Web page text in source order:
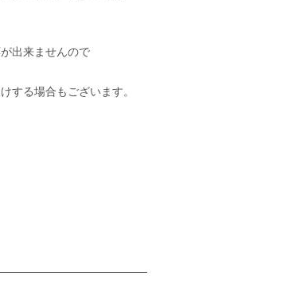
出来ませんので
する場合もございます。